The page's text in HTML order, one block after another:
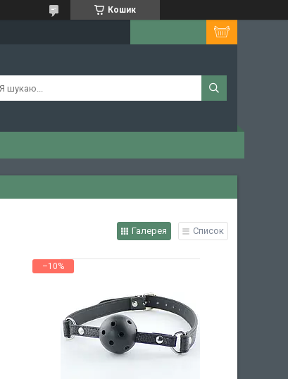
Кошик
Галерея Список
–10%